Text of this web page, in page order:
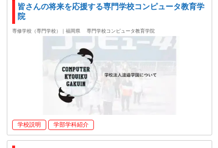
皆さんの将来を応援する専門学校コンピュータ教育学
院
専修学校（専門学校）｜福岡県 専門学校コンピュータ教育学院
学校説明 学部学科紹介